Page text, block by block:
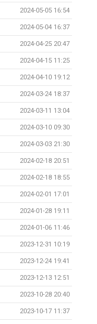
2024-05-05 16:54
2024-05-04 16:37
2024-04-25 20:47
2024-04-15 11:25
2024-04-10 19:12
2024-03-24 18:37
2024-03-11 13:04
2024-03-10 09:30
2024-03-03 21:30
2024-02-18 20:51
2024-02-18 18:55
2024-02-01 17:01
2024-01-28 19:11
2024-01-06 11:46
2023-12-31 10:19
2023-12-24 19:41
2023-12-13 12:51
2023-10-28 20:40
2023-10-17 11:37